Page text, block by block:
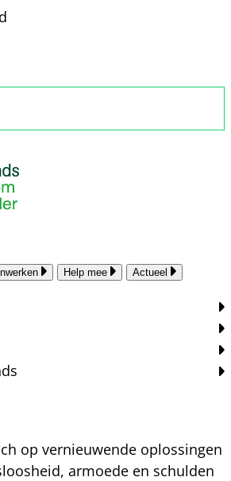
Help mee Actueel
op vernieuwende oplossingen
armoede en schulden